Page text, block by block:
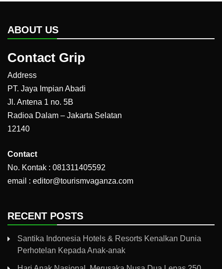
ABOUT US
Contact Grip
Address
PT. Jaya Impian Abadi
Jl. Antena 1 no. 5B
Radioa Dalam – Jakarta Selatan
12140
Contact
No. Kontak : 081311405592
email : editor@tourismvaganza.com
RECENT POSTS
Santika Indonesia Hotels & Resorts Kenalkan Dunia
Perhotelan Kepada Anak-anak